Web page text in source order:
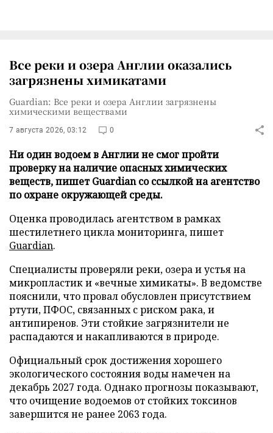
Все реки и озера Англии оказались
загрязнены химикатами
Guardian: Все реки и озера Англии загрязнены
химическими веществами
7 августа 2026, 03:12 0
Ни один водоем в Англии не смог пройти
проверку на наличие опасных химических
веществ, пишет Guardian со ссылкой на агентство
по охране окружающей среды.
Оценка проводилась агентством в рамках
шестилетнего цикла мониторинга, пишет
Guardian.
Специалисты проверяли реки, озера и устья на
микропластик и «вечные химикаты». В ведомстве
пояснили, что провал обусловлен присутствием
ртути, ПФОС, связанных с риском рака, и
антипиренов. Эти стойкие загрязнители не
распадаются и накапливаются в природе.
Официальный срок достижения хорошего
экологического состояния воды намечен на
декабрь 2027 года. Однако прогнозы показывают,
что очищение водоемов от стойких токсинов
завершится не ранее 2063 года.